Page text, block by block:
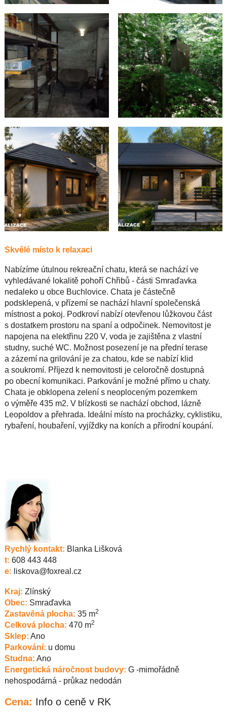
Skvělé místo k relaxaci
Nabízíme útulnou rekreační chatu, která se nachází ve
vyhledávané lokalitě pohoří Chřibů - části Smraďavka
nedaleko u obce Buchlovice. Chata je částečně
podsklepená, v přízemí se nachází hlavní společenská
místnost a pokoj. Podkroví nabízí otevřenou lůžkovou část
s dostatkem prostoru na spaní a odpočinek. Nemovitost je
napojena na elektřinu 220 V, voda je zajištěna z vlastní
studny, suché WC. Možnost posezení je na přední terase
a zázemí na grilování je za chatou, kde se nabízí klid
a soukromí. Příjezd k nemovitosti je celoročně dostupná
po obecní komunikaci. Parkování je možné přímo u chaty.
Chata je obklopena zelení s neoploceným pozemkem
o výměře 435 m2. V blízkosti se nachází obchod, lázně
Leopoldov a přehrada. Ideální místo na procházky, cyklistiku,
rybaření, houbaření, vyjíždky na koních a přírodní koupání.
Rychlý kontakt: Blanka Lišková
t: 608 443 448
e: liskova@foxreal.cz
Kraj: Zlínský
Obec: Smraďavka
Zastavěná plocha: 35 m2
Celková plocha: 470 m2
Sklep: Ano
Parkování: u domu
Studna: Ano
Energetická náročnost budovy: G -mimořádně
nehospodárná - průkaz nedodán
Cena: Info o ceně v RK